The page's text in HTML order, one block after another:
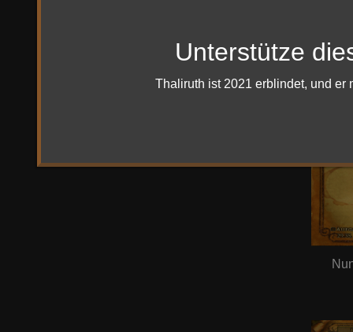
Unterstütze
Thaliruth ist 2021 erblindet, und er